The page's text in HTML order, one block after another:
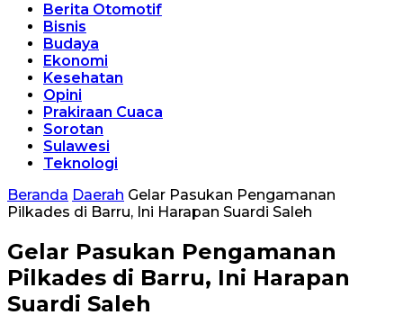
Berita Otomotif
Bisnis
Budaya
Ekonomi
Kesehatan
Opini
Prakiraan Cuaca
Sorotan
Sulawesi
Teknologi
Beranda Daerah Gelar Pasukan Pengamanan
Pilkades di Barru, Ini Harapan Suardi Saleh
Gelar Pasukan Pengamanan
Pilkades di Barru, Ini Harapan
Suardi Saleh